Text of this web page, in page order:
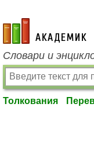
academic.ru
Словари и
Толкования